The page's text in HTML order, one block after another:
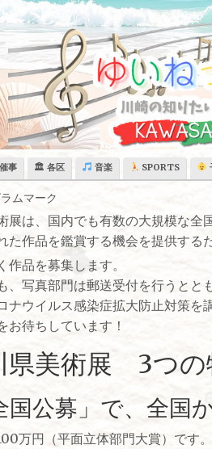
催事 🏛 各区 音楽 SPORTS
展は、国内でも有数の大規模な
た作品を鑑賞する機会を提供する
作品を募集します。
、写真部門は郵送受付を行うと
ナウイルス感染症拡大防止対策を
お待ちしています！
県美術展 3つの
公募」で、全国
万円（平面立体部門大賞）です